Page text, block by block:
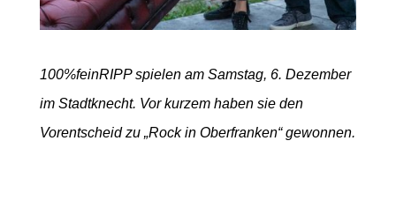
100%feinRIPP spielen am Samstag, 6. Dezember
im Stadtknecht. Vor kurzem haben sie den
Vorentscheid zu „Rock in Oberfranken“ gewonnen.